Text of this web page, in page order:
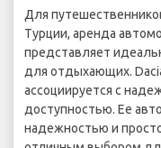
Для
Турции, аренда
представляет
для отдыхающих.
ассоциируется с
доступностью. Ее
надежностью и